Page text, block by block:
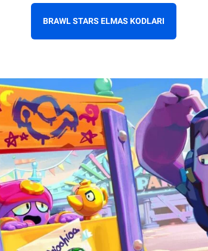
BRAWL STARS ELMAS KODLARI